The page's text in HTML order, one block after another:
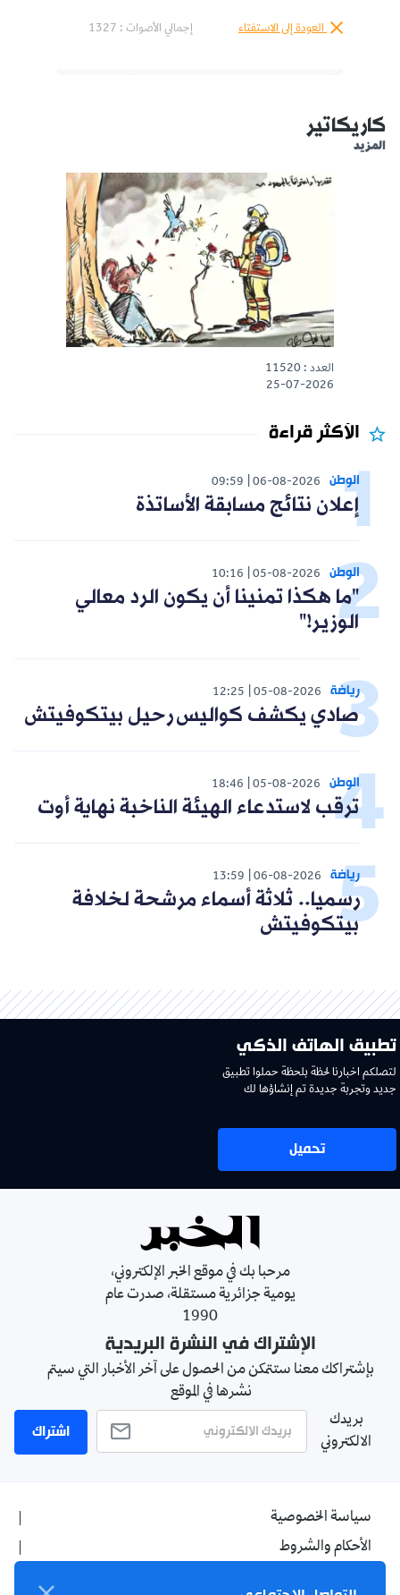
العودة إلى الاستفتاء إجمالي الأصوات : 1327
كاريكاتير
المزيد
العدد : 11520
25-07-2026
الأكثر قراءة
الوطن 06-08-2026
09:59
إعلان نتائج مسابقة الأساتذة
الوطن 05-08-2026
10:16
"ما هكذا تمنينا أن يكون الرد معالي
الوزير!"
رياضة 05-08-2026
12:25
صادي يكشف كواليس رحيل بيتكوفيتش
الوطن 05-08-2026
18:46
ترقب لاستدعاء الهيئة الناخبة نهاية أوت
رياضة 06-08-2026
13:59
رسميا.. ثلاثة أسماء مرشحة لخلافة
بيتكوفيتش
تطبيق الهاتف الذكي
لتصلكم اخبارنا لحظة بلحظة حملوا تطبيق
جديد وتجربة جديدة تم إنشاؤها لك
تحميل
مرحبا بك في موقع الخبر الإلكتروني،
يومية جزائرية مستقلة، صدرت عام
1990
الإشتراك في النشرة البريدية
بإشتراكك معنا ستتمكن من الحصول على آخر الأخبار التي سيتم
نشرها في الموقع
بريدك
الالكتروني
اشتراك
سياسة الخصوصية
الأحكام والشروط